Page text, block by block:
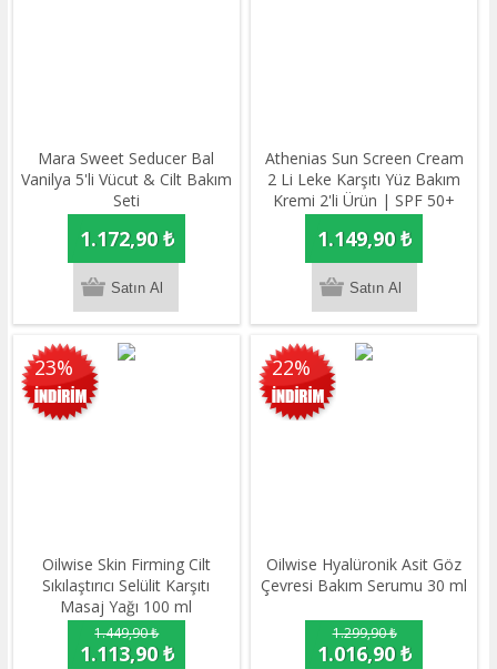
Mara Sweet Seducer Bal
Vanilya 5'li Vücut & Cilt Bakım
Seti
1.172,90 ₺
Athenias Sun Screen Cream
2 Li Leke Karşıtı Yüz Bakım
Kremi 2'li Ürün | SPF 50+
Yüksek Güneş Koruması 50gr
1.149,90 ₺
23%
Oilwise Skin Firming Cilt
Sıkılaştırıcı Selülit Karşıtı
Masaj Yağı 100 ml
1.449,90 ₺
1.113,90 ₺
22%
Oilwise Hyalüronik Asit Göz
Çevresi Bakım Serumu 30 ml
1.299,90 ₺
1.016,90 ₺